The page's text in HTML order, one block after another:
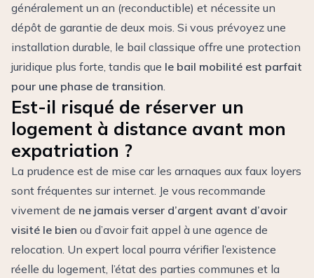
généralement un an (reconductible) et nécessite un
dépôt de garantie de deux mois. Si vous prévoyez une
installation durable, le bail classique offre une protection
juridique plus forte, tandis que le bail mobilité est parfait
pour une phase de transition.
Est-il risqué de réserver un
logement à distance avant mon
expatriation ?
La prudence est de mise car les arnaques aux faux loyers
sont fréquentes sur internet. Je vous recommande
vivement de ne jamais verser d’argent avant d’avoir
visité le bien ou d’avoir fait appel à une agence de
relocation. Un expert local pourra vérifier l’existence
réelle du logement, l’état des parties communes et la